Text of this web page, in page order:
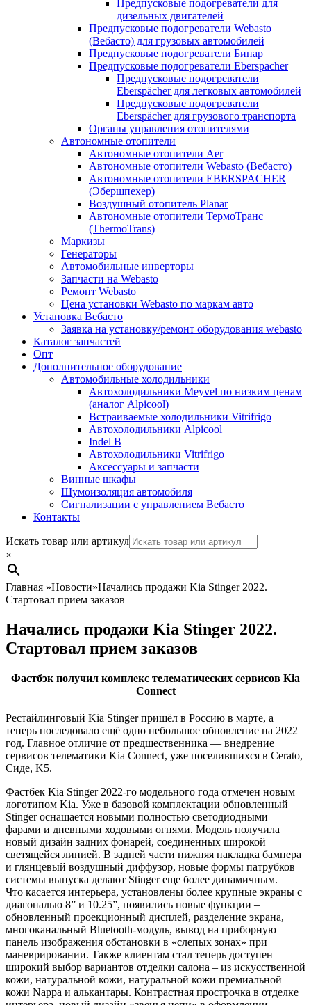
Предпусковые подогреватели для
дизельных двигателей
Предпусковые подогреватели Webasto
(Вебасто) для грузовых автомобилей
Предпусковые подогреватели Бинар
Предпусковые подогреватели Eberspacher
Предпусковые подогреватели
Eberspächer для легковых автомобилей
Предпусковые подогреватели
Eberspächer для грузового транспорта
Органы управления отопителями
Автономные отопители
Автономные отопители Аer
Автономные отопители Webasto (Вебасто)
Автономные отопители EBERSPACHER
(Эбершпехер)
Воздушный отопитель Planar
Автономные отопители ТермоТранс
(ThermoTrans)
Маркизы
Генераторы
Автомобильные инверторы
Запчасти на Webasto
Ремонт Webasto
Цена установки Webasto по маркам авто
Установка Вебасто
Заявка на установку/ремонт оборудования webasto
Каталог запчастей
Опт
Дополнительное оборудование
Автомобильные холодильники
Автохолодильники Meyvel по низким ценам
(аналог Alpicool)
Встраиваемые холодильники Vitrifrigo
Автохолодильники Alpicool
Indel B
Автохолодильники Vitrifrigo
Аксессуары и запчасти
Винные шкафы
Шумоизоляция автомобиля
Сигнализации с управлением Вебасто
Контакты
Search
Искать товар или артикул
×
Главная »Новости»Начались продажи Kia Stinger 2022.
Стартовал прием заказов
Начались продажи Kia Stinger 2022.
Стартовал прием заказов
Фастбэк получил комплекс телематических сервисов Kia
Connect
Рестайлинговый Kia Stinger пришёл в Россию в марте, а
теперь последовало ещё одно небольшое обновление на 2022
год. Главное отличие от предшественника — внедрение
сервисов телематики Kia Connect, уже поселившихся в Cerato,
Сиде, K5.
Фастбек Kia Stinger 2022-го модельного года отмечен новым
логотипом Kia. Уже в базовой комплектации обновленный
Stinger оснащается новыми полностью светодиодными
фарами и дневными ходовыми огнями. Модель получила
новый дизайн задних фонарей, соединенных широкой
светящейся линией. В задней части нижняя накладка бампера
и глянцевый воздушный диффузор, новые формы патрубков
системы выпуска делают Stinger еще более динамичным.
Что касается интерьера, установлены более крупные экраны с
диагональю 8” и 10.25”, появились новые функции –
обновленный проекционный дисплей, разделение экрана,
многоканальный Bluetooth-модуль, вывод на приборную
панель изображения обстановки в «слепых зонах» при
маневрировании. Также клиентам стал теперь доступен
широкий выбор вариантов отделки салона – из искусственной
кожи, натуральной кожи, натуральной кожи премиальной
кожи Nappa и алькантары. Контрастная прострочка в отделке